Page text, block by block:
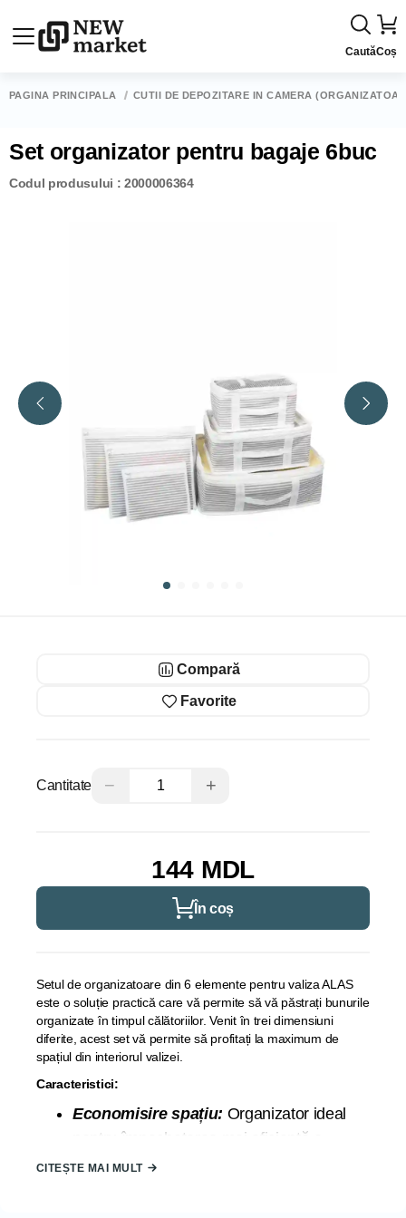
CautăCoș
PAGINA PRINCIPALĂ CUTII DE DEPOZITARE ÎN CAMERĂ
Set organizator pentru bagaje 6buc
Codul produsului : 2000006364
Compară
Favorite
Cantitate − +
144 MDL
În coș
Setul de organizatoare din 6 elemente pentru valiza ALAS
este o soluție practică care vă permite să vă păstrați bunurile
organizate în timpul călătoriilor. Venit în trei dimensiuni
diferite, acest set vă permite să profitați la maximum de
spațiul din interiorul valizei.
Caracteristici:
Economisire spațiu: Organizator ideal
pentru împachetarea mai eficientă a
lucrurilor personale utilizând spațiul interior
CITEȘTE MAI MULT